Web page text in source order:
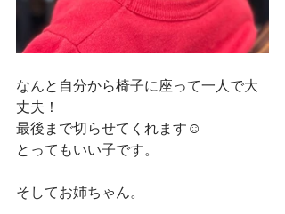
なんと自分から椅子に座って一人で大
丈夫！
最後まで切らせてくれます☺
とってもいい子です。
そしてお姉ちゃん。